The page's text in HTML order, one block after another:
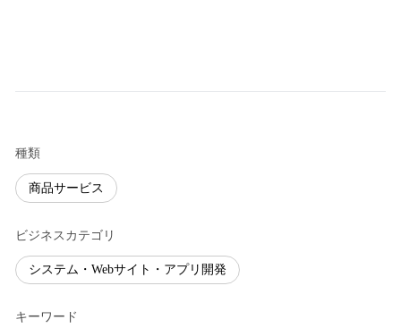
種類
商品サービス
ビジネスカテゴリ
システム・Webサイト・アプリ開発
キーワード